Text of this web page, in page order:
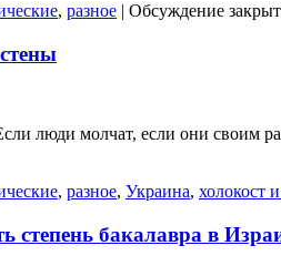
, разное | Обсуждение
люди молчат, если они своим
, разное, Украина, холокост
степень бакалавра в